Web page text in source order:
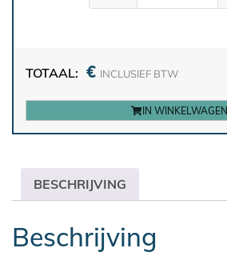
TOTAAL: € INCLUSIEF BTW
IN WINKELWAGEN
BESCHRIJVING
Beschrijving